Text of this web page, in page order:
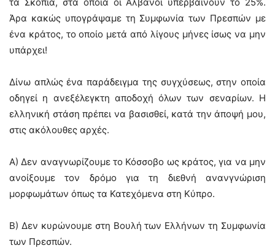
Άρα κακώς υπογράψαμε τη Συμφωνία των Πρεσπών με
ένα κράτος, το οποίο μετά από λίγους μήνες ίσως να μην
υπάρχει!
Δίνω απλώς ένα παράδειγμα της συγχύσεως, στην οποία
οδηγεί η ανεξέλεγκτη αποδοχή όλων των σεναρίων. Η
ελληνική στάση πρέπει να βασισθεί, κατά την άποψή μου,
στις ακόλουθες αρχές.
Α) Δεν αναγνωρίζουμε το Κόσσοβο ως κράτος, για να μην
ανοίξουμε τον δρόμο για τη διεθνή ανανγνώριση
μορφωμάτων όπως τα Κατεχόμενα στη Κύπρο.
Β) Δεν κυρώνουμε στη Βουλή των Ελλήνων τη Συμφωνία
των Πρεσπών.